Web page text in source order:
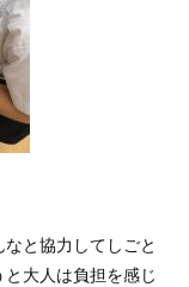
と協力してしごと
大人は負担を感じ